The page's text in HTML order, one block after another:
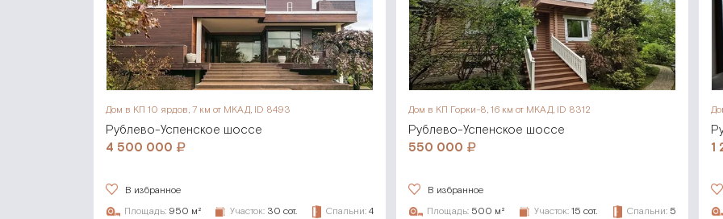
Дом в КП 10 ярдов,7 км от МКАД, ID 8493
Рублево-Успенское шоссе
4 500 000
В избранное
Площадь: 950 м² Участок: 30 сот. Спальни: 4
Дом в КП Горки-8,16 км от МКАД, ID 8312
Рублево-Успенское шоссе
550 000
В избранное
Площадь: 500 м² Участок: 15 сот. Спальни: 5
1